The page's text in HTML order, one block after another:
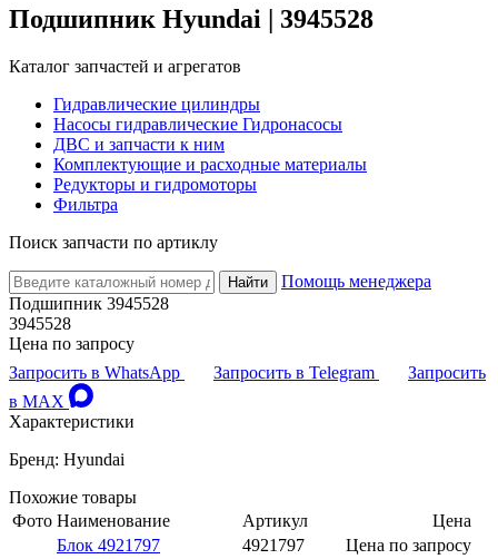
Подшипник Hyundai | 3945528
Каталог запчастей и агрегатов
Гидравлические цилиндры
Насосы гидравлические Гидронасосы
ДВС и запчасти к ним
Комплектующие и расходные материалы
Редукторы и гидромоторы
Фильтра
Поиск запчасти по артиклу
Найти
Помощь менеджера
Подшипник 3945528
3945528
Цена по запросу
Запросить в WhatsApp
Запросить в Telegram
Запросить
в MAX
Характеристики
Бренд: Hyundai
Похожие товары
Фото Наименование Артикул
Цена
Блок 4921797
4921797
Цена по запросу